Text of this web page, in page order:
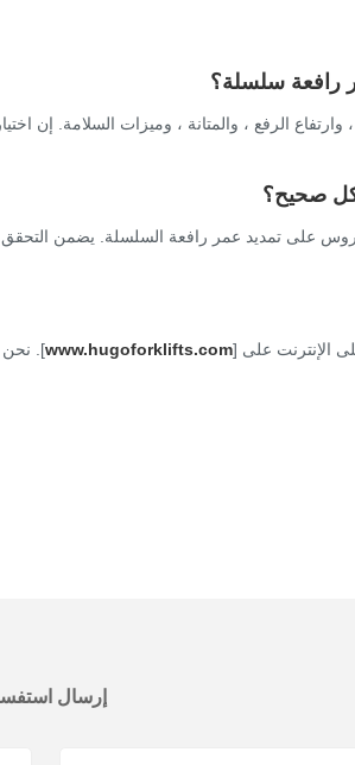
رافعة سلسلة؟
الرفع ، والمتانة ، وميزات السلامة. إن
صحيح؟
على تمديد عمر رافعة السلسلة. يضمن التحقق
الإنترنت على [www.hugoforklifts.com]. نحن
إرسال